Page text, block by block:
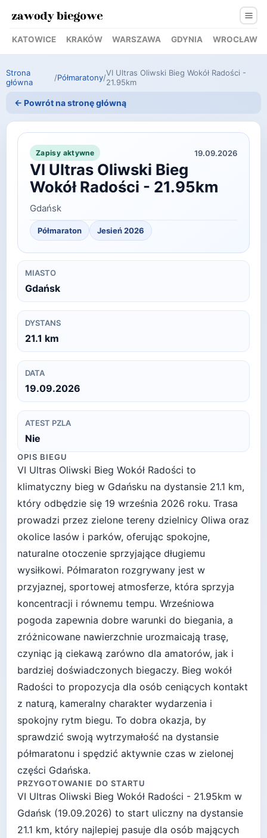
KATOWICE KRAKÓW WARSZAWA GDYNIA WROCŁAW
Strona
główna
/Półmaratony/VI Ultras Oliwski Bieg Wokół Radości -
21.95km
← Powrót na stronę główną
Zapisy aktywne 19.09.2026
VI Ultras Oliwski Bieg
Wokół Radości - 21.95km
Gdańsk
Półmaraton Jesień 2026
MIASTO
Gdańsk
DYSTANS
21.1 km
DATA
19.09.2026
ATEST PZLA
Nie
OPIS BIEGU
VI Ultras Oliwski Bieg Wokół Radości to
klimatyczny bieg w Gdańsku na dystansie 21.1 km,
który odbędzie się 19 września 2026 roku. Trasa
prowadzi przez zielone tereny dzielnicy Oliwa oraz
okolice lasów i parków, oferując spokojne,
naturalne otoczenie sprzyjające długiemu
wysiłkowi. Półmaraton rozgrywany jest w
przyjaznej, sportowej atmosferze, która sprzyja
koncentracji i równemu tempu. Wrześniowa
pogoda zapewnia dobre warunki do biegania, a
zróżnicowane nawierzchnie urozmaicają trasę,
czyniąc ją ciekawą zarówno dla amatorów, jak i
bardziej doświadczonych biegaczy. Bieg wokół
Radości to propozycja dla osób ceniących kontakt
z naturą, kameralny charakter wydarzenia i
spokojny rytm biegu. To dobra okazja, by
sprawdzić swoją wytrzymałość na dystansie
półmaratonu i spędzić aktywnie czas w zielonej
części Gdańska.
PRZYGOTOWANIE DO STARTU
VI Ultras Oliwski Bieg Wokół Radości - 21.95km w
Gdańsk (19.09.2026) to start uliczny na dystansie
21.1 km, który najlepiej pasuje dla osób mających